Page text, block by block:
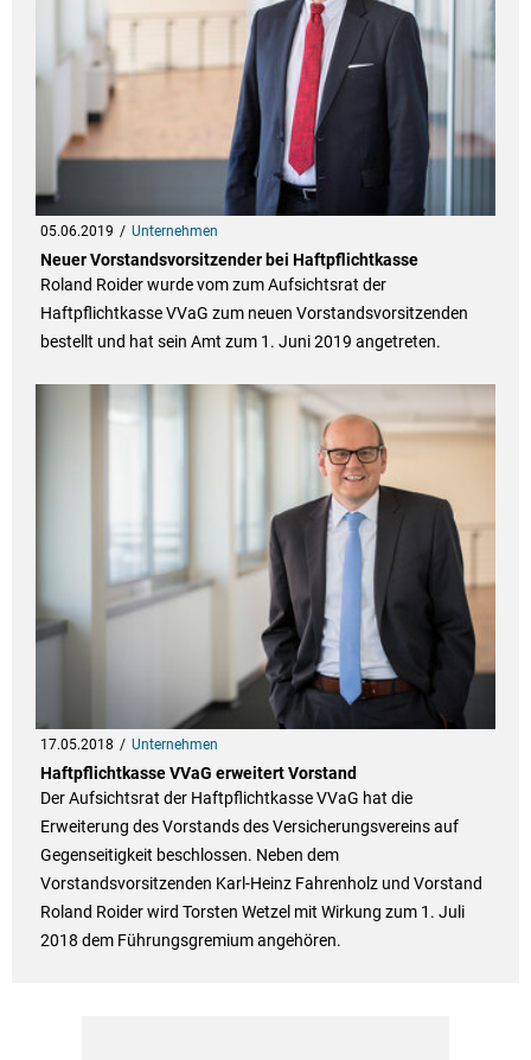
05.06.2019 Unternehmen
Neuer Vorstandsvorsitzender bei Haftpflichtkasse
Roland Roider wurde vom zum Aufsichtsrat der
Haftpflichtkasse VVaG zum neuen Vorstandsvorsitzenden
bestellt und hat sein Amt zum 1. Juni 2019 angetreten.
17.05.2018 Unternehmen
Haftpflichtkasse VVaG erweitert Vorstand
Der Aufsichtsrat der Haftpflichtkasse VVaG hat die
Erweiterung des Vorstands des Versicherungsvereins auf
Gegenseitigkeit beschlossen. Neben dem
Vorstandsvorsitzenden Karl-Heinz Fahrenholz und Vorstand
Roland Roider wird Torsten Wetzel mit Wirkung zum 1. Juli
2018 dem Führungsgremium angehören.